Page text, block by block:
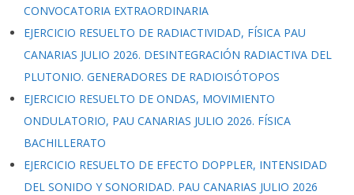
CONVOCATORIA EXTRAORDINARIA
EJERCICIO RESUELTO DE RADIACTIVIDAD, FÍSICA PAU
CANARIAS JULIO 2026. DESINTEGRACIÓN RADIACTIVA DEL
PLUTONIO. GENERADORES DE RADIOISÓTOPOS
EJERCICIO RESUELTO DE ONDAS, MOVIMIENTO
ONDULATORIO, PAU CANARIAS JULIO 2026. FÍSICA
BACHILLERATO
EJERCICIO RESUELTO DE EFECTO DOPPLER, INTENSIDAD
DEL SONIDO Y SONORIDAD. PAU CANARIAS JULIO 2026